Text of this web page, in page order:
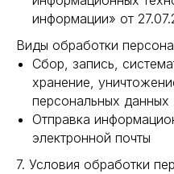
информации» от
Виды обработки
Сбор, запись,
хранение,
персональных данных
Отправка
электронной почты
7. Условия обработки